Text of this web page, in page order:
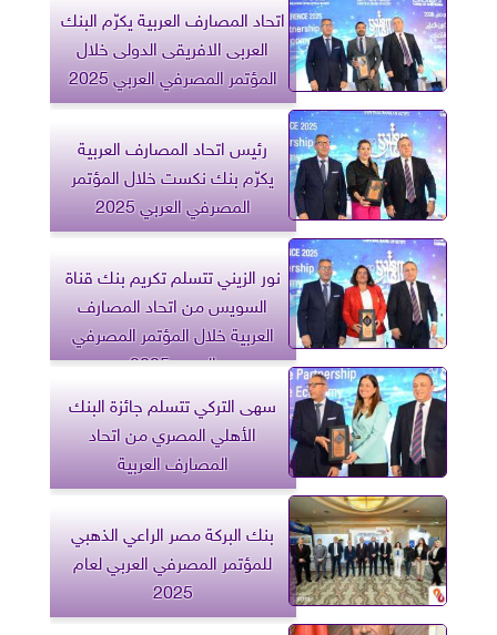
اتحاد المصارف العربية يكرّم البنك
العربى الافريقى الدولى خلال
المؤتمر المصرفي العربي 2025
رئيس اتحاد المصارف العربية
يكرّم بنك نكست خلال المؤتمر
المصرفي العربي 2025
نور الزيني تتسلم تكريم بنك قناة
السويس من اتحاد المصارف
العربية خلال المؤتمر المصرفي
العربي 2025
سهى التركي تتسلم جائزة البنك
الأهلي المصري من اتحاد
المصارف العربية
بنك البركة مصر الراعي الذهبي
للمؤتمر المصرفي العربي لعام
2025